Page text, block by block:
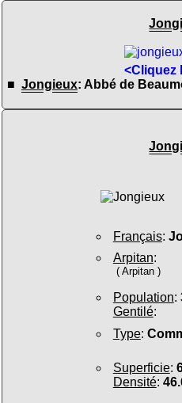
<Cliquez
■ Jongieux: Abbé de
Français:
Arpitan:
( Arpitan )
Population:
Gentilé:
Type:
Superficie:
Densité: